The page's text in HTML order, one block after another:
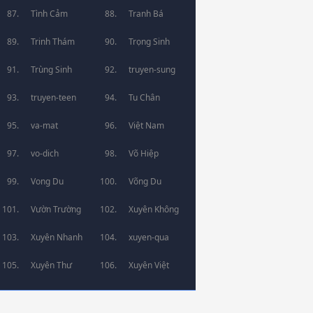
Tình Cảm Tranh Bá
Trinh Thám Trọng Sinh
Trùng Sinh truyen-sung
truyen-teen Tu Chân
va-mat Việt Nam
vo-dich Võ Hiệp
Vong Du Võng Du
Vườn Trường Xuyên Không
Xuyên Nhanh xuyen-qua
Xuyên Thư Xuyên Việt